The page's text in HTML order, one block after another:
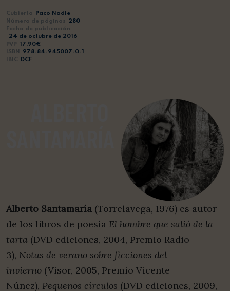
Cubierta
Paco Nadie
Número de páginas 280
Fecha de publicación
24 de octubre de 2016
PVP 17,90€
ISBN
978-84-945007-0-1
IBIC
DCF
Alberto Santamaría (Torrelavega, 1976) es autor
de los libros de poesía El hombre que salió de la
tarta (DVD ediciones, 2004, Premio Radio
3), Notas de verano sobre ficciones del
invierno (Visor, 2005, Premio Vicente
Núñez), Pequeños círculos (DVD ediciones, 2009,